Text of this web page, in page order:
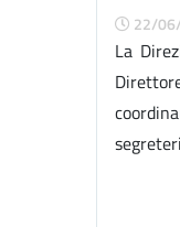
22/
La